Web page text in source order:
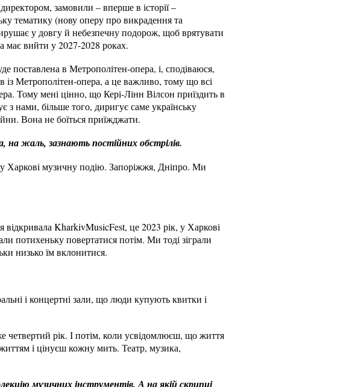
замовили – вперше в історії –
тематику (нову оперу про викрадення та
у довгу й небезпечну подорож, щоб врятувати
має вийти у 2027-2028 роках.
поставлена в Метрополітен-опера, і, сподіваюся,
із Метрополітен-опера, а це важливо, тому що всі
Тому мені цінно, що Кері-Лінн Вілсон приїздить в
з нами, більше того, диригує саме українську
Вона не боїться приїжджати.
на жаль, зазнають постійних обстрілів.
Харкові музичну подію. Запоріжжя, Дніпро. Ми
KharkivMusicFest, це 2023 рік, у Харкові
потихеньку повертатися потім. Ми тоді зіграли
низько їм вклонитися.
і концертні зали, що люди купують квитки і
четвертий рік. І потім, коли усвідомлюєш, що життя
і цінуєш кожну мить. Театр, музика,
музичних інструментів. А на якій скрипці